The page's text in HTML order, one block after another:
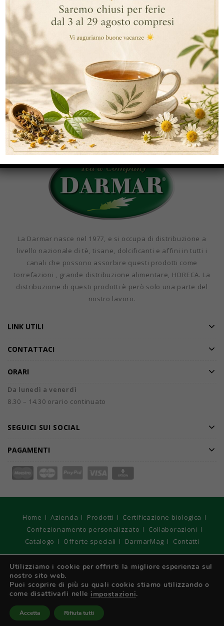
ARTICOLI RECENTI
RECENT COMMENTS
CATEGORIE
La Darmar nasce nel 1977, e si occupa di distribuzione a
livello nazionale di tè, tisane, dolcificanti e affini in tutti i
canali che possono assorbire questi prodotti come
torrefazioni , grande distribuzione alimentare, HORECA. La
distribuzione di questi prodotti è però solo una parte del
nostro lavoro.
LINK UTILI
CONTATTACI
ORARI
Da lunedì a venerdì
8.30 – 14.30 orario continuato
SEGUICI SUI SOCIAL
PAGAMENTI
Home Azienda Prodotti
Certificazione biologica
Confezionamento personalizzato
Collaborazioni
Catalogo
Offerte speciali DarmarMag
Contatti
Torino, C.F e P. IVA: IT 01970210017 - Capitale sociale € 10.400
interamente versato. Strategie Digitali Innovea
Utilizziamo i cookie per offrirti la migliore esperienza sul
nostro sito web.
Puoi scoprire di più su quali cookie stiamo utilizzando o
come disattivarli nelle impostazioni.
Accetta Rifiuta tutti Italiano